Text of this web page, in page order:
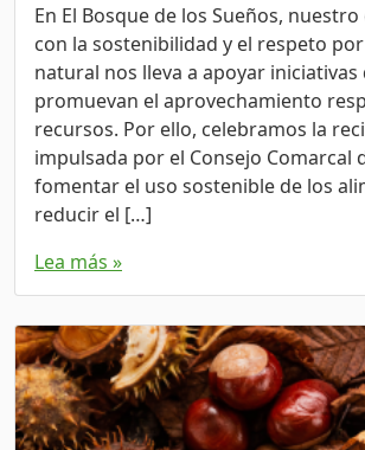
En El Bosque de los Sueños,
con la sostenibilidad y el respeto
natural nos lleva a apoyar iniciativas
promuevan el aprovechamiento
recursos. Por ello, celebramos la
impulsada por el Consejo Comarcal
fomentar el uso sostenible de los
reducir el […]
Lea más »